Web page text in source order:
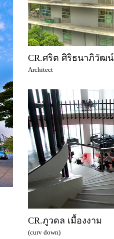
CR.ศริต ศิริธนาภิวัฒน์
Architect
CR.ภูวดล เมื้องงาม
(curv down)